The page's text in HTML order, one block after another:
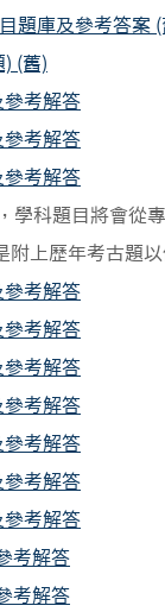
題庫及參考答案 (
(舊)
參考解答
參考解答
參考解答
學科題目將會從
上歷年考古題以
參考解答
參考解答
參考解答
參考解答
參考解答
參考解答
參考解答
考解答
考解答